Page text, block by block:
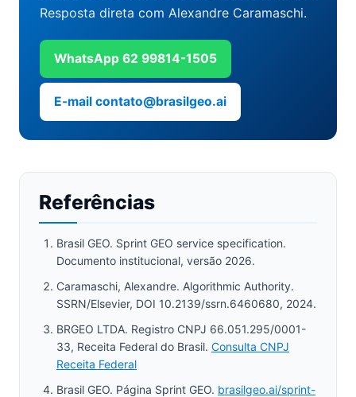
Resposta direta com Alexandre Caramaschi.
WhatsApp 62 99814-1505
E-mail contato@brasilgeo.ai
Referências
Brasil GEO. Sprint GEO service specification.
Documento institucional, versão 2026.
Caramaschi, Alexandre. Algorithmic Authority.
SSRN/Elsevier, DOI 10.2139/ssrn.6460680, 2024.
BRGEO LTDA. Registro CNPJ 66.051.295/0001-
33, Receita Federal do Brasil. Consulta CNPJ
Receita Federal
Brasil GEO. Página Sprint GEO. brasilgeo.ai/sprint-